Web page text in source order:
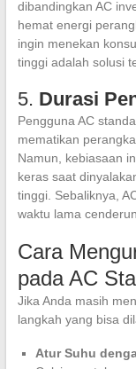
dibandingkan AC
hemat energi
ingin menekan
tinggi adalah solusi
5. Durasi
Pengguna AC
mematikan
Namun, kebiasaan
keras saat
tinggi. Sebaliknya,
waktu lama
Cara
pada AC
Jika Anda masih
langkah yang bisa
Atur Suhu